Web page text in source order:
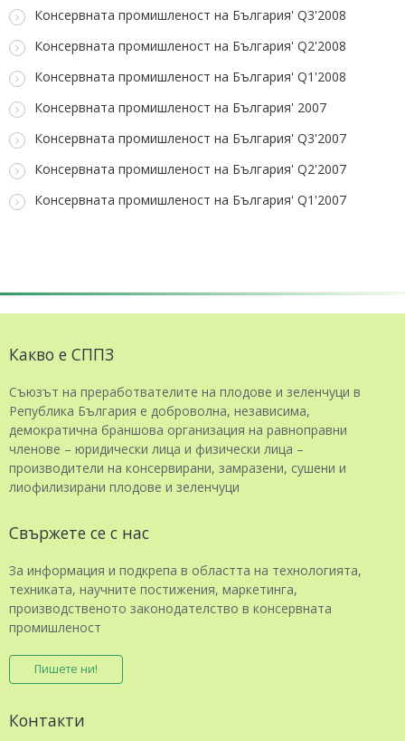
Консервната промишленост на България' Q3'2008
Консервната промишленост на България' Q2'2008
Консервната промишленост на България' Q1'2008
Консервната промишленост на България' 2007
Консервната промишленост на България' Q3'2007
Консервната промишленост на България' Q2'2007
Консервната промишленост на България' Q1'2007
Какво е СППЗ
Съюзът на преработвателите на плодове и зеленчуци в
Република България е доброволна, независима,
демократична браншова организация на равноправни
членове – юридически лица и физически лица –
производители на консервирани, замразени, сушени и
лиофилизирани плодове и зеленчуци
Свържете се с нас
За информация и подкрепа в областта на технологията,
техниката, научните постижения, маркетинга,
производственото законодателство в консервната
промишленост
Пишете ни!
Контакти